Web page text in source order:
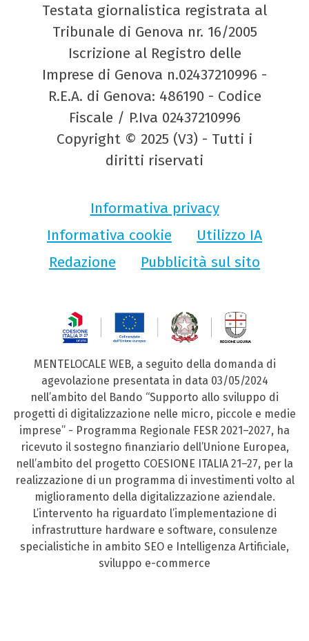
Testata giornalistica registrata al
Tribunale di Genova nr. 16/2005
Iscrizione al Registro delle
Imprese di Genova n.02437210996 -
R.E.A. di Genova: 486190 - Codice
Fiscale / P.Iva 02437210996
Copyright © 2025 (V3) - Tutti i
diritti riservati
Informativa privacy
Informativa cookie
Utilizzo IA
Redazione
Pubblicità sul sito
MENTELOCALE WEB, a seguito della domanda di
agevolazione presentata in data 03/05/2024
nell’ambito del Bando “Supporto allo sviluppo di
progetti di digitalizzazione nelle micro, piccole e medie
imprese” - Programma Regionale FESR 2021–2027, ha
ricevuto il sostegno finanziario dell’Unione Europea,
nell’ambito del progetto COESIONE ITALIA 21–27, per la
realizzazione di un programma di investimenti volto al
miglioramento della digitalizzazione aziendale.
L’intervento ha riguardato l’implementazione di
infrastrutture hardware e software, consulenze
specialistiche in ambito SEO e Intelligenza Artificiale,
sviluppo e-commerce